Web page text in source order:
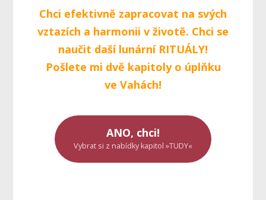
Chci efektivně zapracovat na svých
vztazích a harmonii v životě. Chci se
naučit daší lunární RITUÁLY!
Pošlete mi dvě kapitoly o úplňku
ve Vahách!
ANO, chci!
Vybrat si z nabídky kapitol »TUDY«